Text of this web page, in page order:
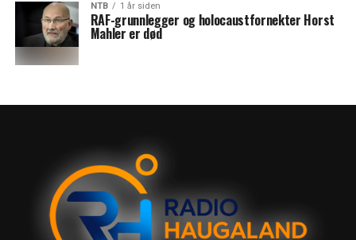
NTB 1 år siden
RAF-grunnlegger og holocaustfornekter Horst
Mahler er død